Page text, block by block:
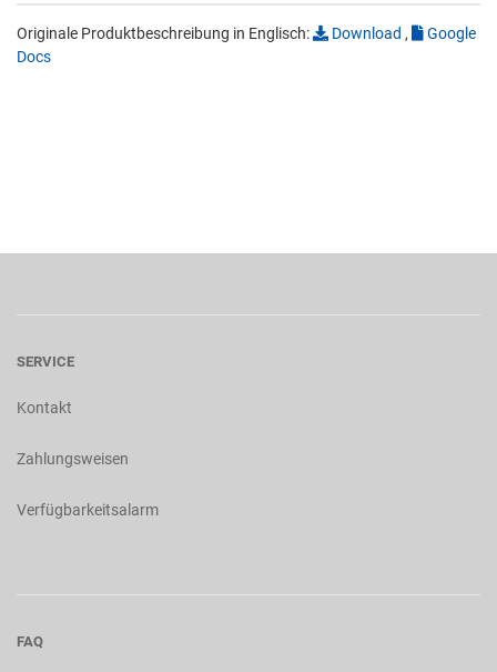
Originale Produktbeschreibung in Englisch: Download ,
Google
Docs
SERVICE
Kontakt
Zahlungsweisen
Verfügbarkeitsalarm
FAQ